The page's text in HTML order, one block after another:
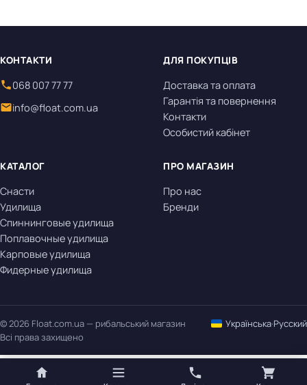
КОНТАКТИ
068 007 77 77
info@float.com.ua
ДЛЯ ПОКУПЦІВ
Доставка та оплата
Гарантія та повернення
Контакти
Особистий кабінет
КАТАЛОГ
Снасти
Удилища
Спиннинговые удилища
Поплавочные удилища
Карповые удилища
Фидерные удилища
ПРО МАГАЗИН
Про нас
Бренди
© 2026 Float.com.ua — рибальський магазин Українська·Русский
Всі права захищено